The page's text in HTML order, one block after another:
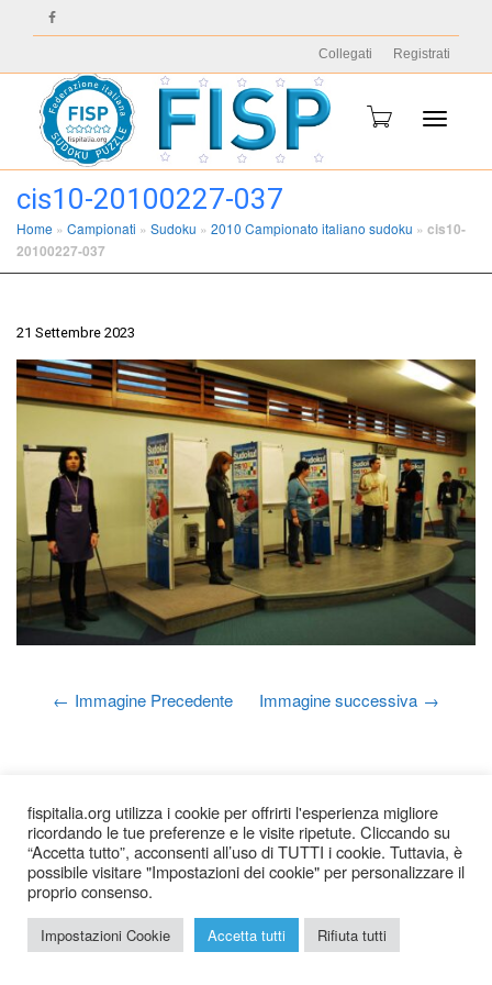
Collegati Registrati
cis10-20100227-037
Home » Campionati » Sudoku » 2010 Campionato italiano sudoku » cis10-
20100227-037
21 Settembre 2023
Immagine Precedente Immagine successiva
2026 © Federazione Italiana Sudoku Puzzle |Chi siamo
Privacy
fispitalia.org utilizza i cookie per offrirti l'esperienza migliore
ricordando le tue preferenze e le visite ripetute. Cliccando su
“Accetta tutto”, acconsenti all’uso di TUTTI i cookie. Tuttavia, è
possibile visitare "Impostazioni dei cookie" per personalizzare il
proprio consenso.
Impostazioni Cookie Accetta tutti Rifiuta tutti